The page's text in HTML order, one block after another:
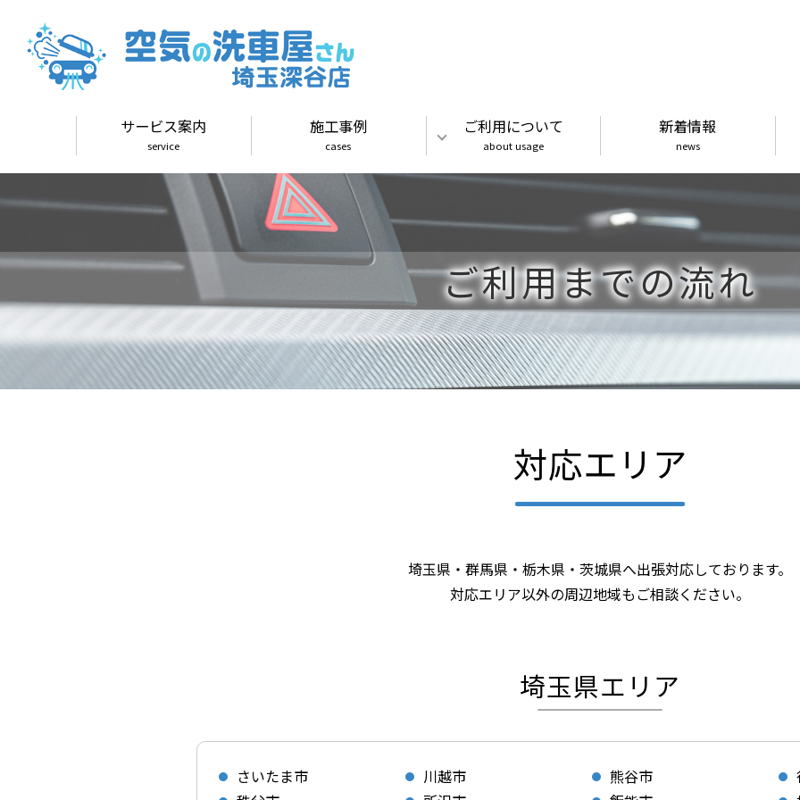
サービス案内
service
施工事例
cases
ご利用について
about usage
新着情報
news
ご利用までの流れ
対応エリア
埼玉県・群馬県・栃木県・茨城県へ出張対応しております。
対応エリア以外の周辺地域もご相談ください。
埼玉県エリア
さいたま市 川越市 熊谷市